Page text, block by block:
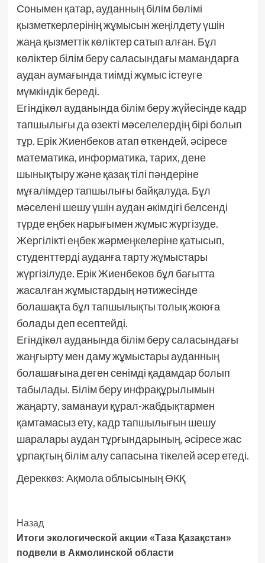
Сонымен қатар, ауданның білім бөлімі
қызметкерлерінің жұмысын жеңілдету үшін
жаңа қызметтік көліктер сатып алған. Бұл
көліктер білім беру саласындағы мамандарға
аудан аумағында тиімді жұмыс істеуге
мүмкіндік береді.
Егіндікөл ауданында білім беру жүйесінде кадр
тапшылығы да өзекті мәселелердің бірі болып
тұр. Ерік Жиенбеков атап өткендей, әсіресе
математика, информатика, тарих, дене
шынықтыру және қазақ тілі пәндеріне
мұғалімдер тапшылығы байқалуда. Бұл
мәселені шешу үшін аудан әкімдігі белсенді
түрде еңбек нарығымен жұмыс жүргізуде.
Жергілікті еңбек жәрмеңкелеріне қатысып,
студенттерді ауданға тарту жұмыстары
жүргізілуде. Ерік Жиенбеков бұл бағытта
жасалған жұмыстардың нәтижесінде
болашақта бұл тапшылықты толық жоюға
болады деп есептейді.
Егіндікөл ауданында білім беру саласындағы
жаңғырту мен даму жұмыстары ауданның
болашағына деген сенімді қадамдар болып
табылады. Білім беру инфрақұрылымын
жаңарту, заманауи құрал-жабдықтармен
қамтамасыз ету, кадр тапшылығын шешу
шаралары аудан тұрғындарының, әсіресе жас
ұрпақтың білім алу сапасына тікелей әсер етеді.
Дереккөз: Ақмола облысының ӨКҚ
Post
Navigation
Назад
Итоги экологической акции «Таза Қазақстан»
подвели в Акмолинской области